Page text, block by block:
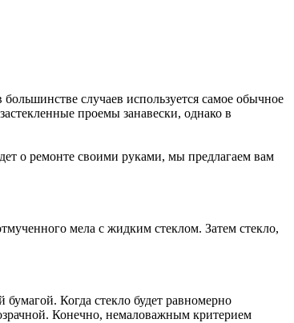
случаев используется самое обычное
проемы занавески, однако в
о ремонте своими руками, мы предлагаем вам
мела с жидким стеклом. Затем стекло,
Когда стекло будет равномерно
Конечно, немаловажным критерием